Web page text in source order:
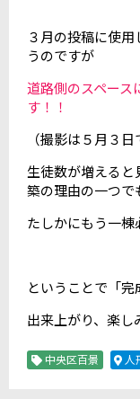
３月の投稿に使
うのですが
道路側のスペース
す！！
（撮影は５月３日
生徒数が増える
築の理由の一つで
たしかにもう一棟
ということで「完
出来上がり、楽し
中央区百景 人